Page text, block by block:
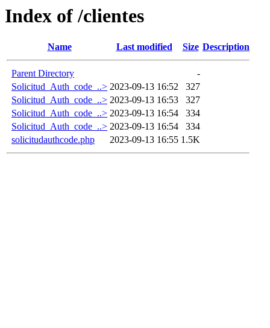
Index of /clientes
Name Last modified Size Description
Parent Directory
-
Solicitud_Auth_code_..> 2023-09-13 16:52
327
Solicitud_Auth_code_..> 2023-09-13 16:53
327
Solicitud_Auth_code_..> 2023-09-13 16:54
334
Solicitud_Auth_code_..> 2023-09-13 16:54
334
solicitudauthcode.php
2023-09-13 16:55 1.5K